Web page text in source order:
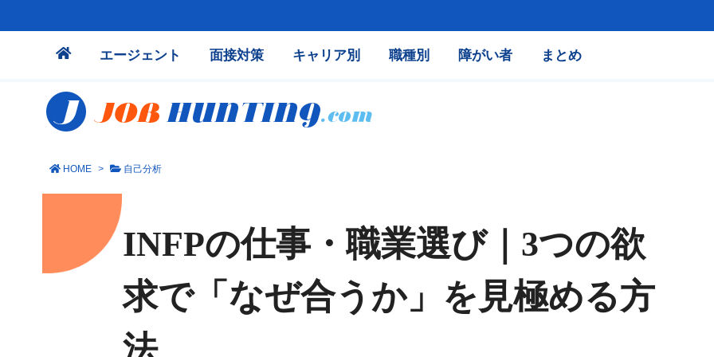
エージェント 面接対策 キャリア別 職種別 障がい者 まとめ
HOME > 自己分析
INFPの仕事・職業選び｜3つの欲
求で「なぜ合うか」を見極める方